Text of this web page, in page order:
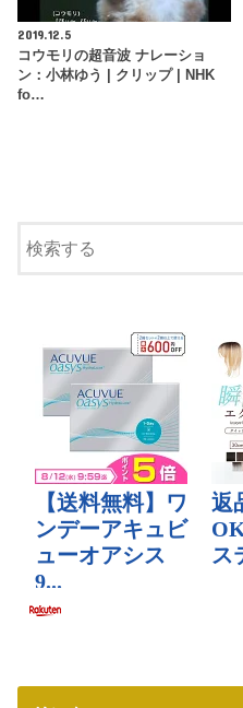
2019.12.5
コウモリの超音波 ナレーショ
ン：小林ゆう | クリップ | NHK
fo…